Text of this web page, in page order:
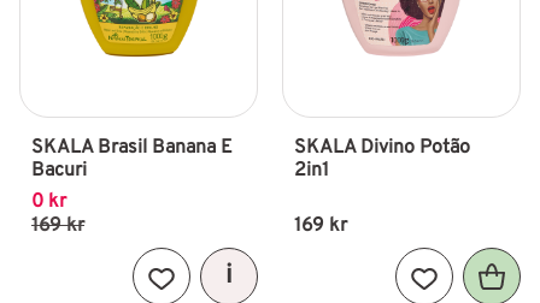
SKALA Brasil Banana E
Bacuri
0 kr
169kr
Lägg till i favoriter
SKALA Divino Potão
2in1
169 kr
Lägg till i